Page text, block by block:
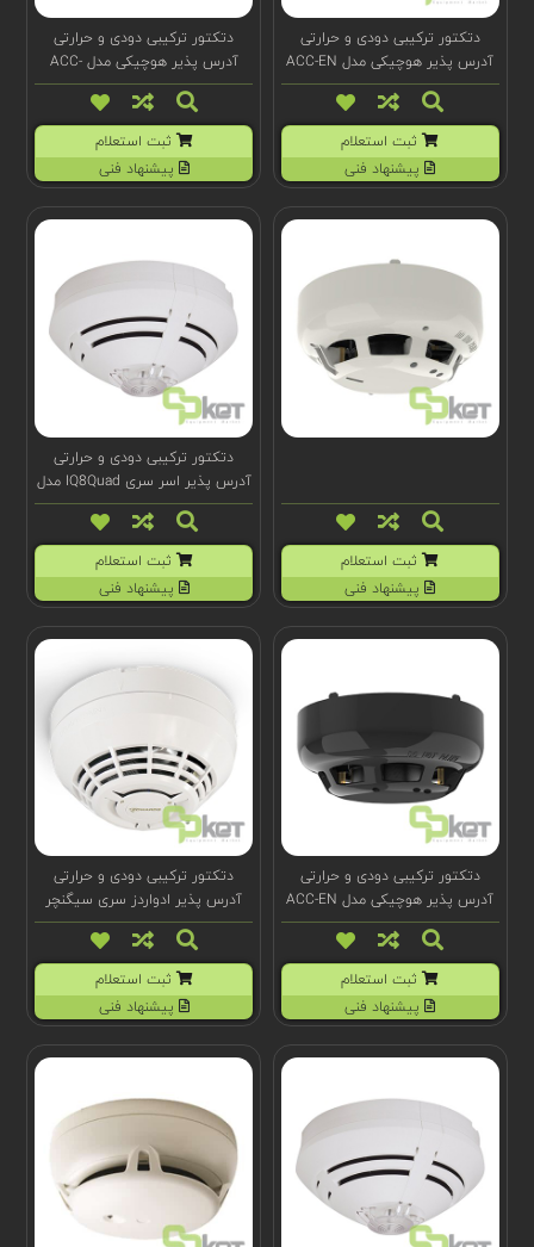
دتکتور ترکیبی دودی و حرارتی
آدرس پذیر هوچیکی مدل ACC-EN
سفید
ثبت استعلام
پیشنهاد فنی
دتکتور ترکیبی دودی و حرارتی
آدرس پذیر هوچیکی مدل ACC-
EN(BLK)/SIL
ثبت استعلام
پیشنهاد فنی
ثبت استعلام
پیشنهاد فنی
دتکتور ترکیبی دودی و حرارتی
آدرس پذیر اسر سری IQ8Quad مدل
803374
ثبت استعلام
پیشنهاد فنی
دتکتور ترکیبی دودی و حرارتی
آدرس پذیر هوچیکی مدل ACC-EN
مشکی
ثبت استعلام
پیشنهاد فنی
دتکتور ترکیبی دودی و حرارتی
آدرس پذیر ادواردز سری سیگنچر
مدل SIGA-PHD
ثبت استعلام
پیشنهاد فنی